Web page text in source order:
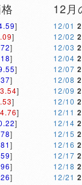
]
]
]
]
]
]
]
]
]
]
]
]
]
]
]
12月
12/01
12/02
12/03
12/04
12/07
12/08
12/09
12/10
12/11
12/14
12/15
12/16
12/17
12/18
12/21